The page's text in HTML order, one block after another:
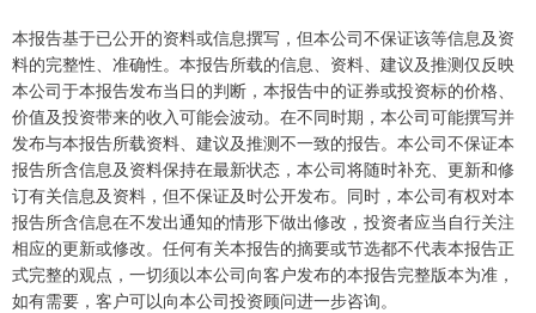
本报告基于已公开的资料或信息撰写，但本公司不保证该等信息及资
料的完整性、准确性。本报告所载的信息、资料、建议及推测仅反映
本公司于本报告发布当日的判断，本报告中的证券或投资标的价格、
价值及投资带来的收入可能会波动。在不同时期，本公司可能撰写并
发布与本报告所载资料、建议及推测不一致的报告。本公司不保证本
报告所含信息及资料保持在最新状态，本公司将随时补充、更新和修
订有关信息及资料，但不保证及时公开发布。同时，本公司有权对本
报告所含信息在不发出通知的情形下做出修改，投资者应当自行关注
相应的更新或修改。任何有关本报告的摘要或节选都不代表本报告正
式完整的观点，一切须以本公司向客户发布的本报告完整版本为准，
如有需要，客户可以向本公司投资顾问进一步咨询。